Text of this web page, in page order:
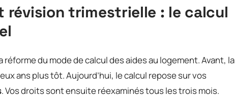
révision trimestrielle : le calcul
du mode de calcul des aides au logement. Avant, la
ans plus tôt. Aujourd’hui, le calcul repose sur vos
. Vos droits sont ensuite réexaminés tous les trois mois.